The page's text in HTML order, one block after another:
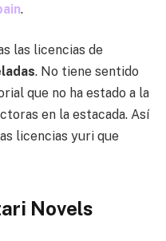
.
las licencias de
. No tiene sentido
que no ha estado a la
en la estacada. Así
licencias yuri que
Novels